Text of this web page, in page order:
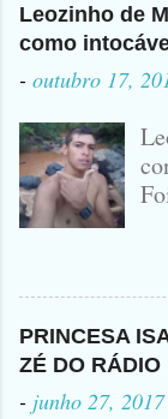
Leozinho de
como
- outubro 17,
a
PRINCESA
ZÉ DO RÁDIO
- junho 27, 2017